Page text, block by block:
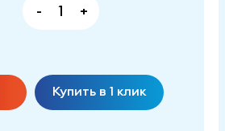
- +
Купить в 1 клик